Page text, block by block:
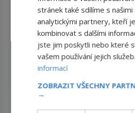
stránek také sdílíme s našimi
analytickými partnery, kteří
kombinovat s dalšími
jste jim poskytli nebo které
vašem používání jejich
informací
ZOBRAZIT VŠECHNY
→